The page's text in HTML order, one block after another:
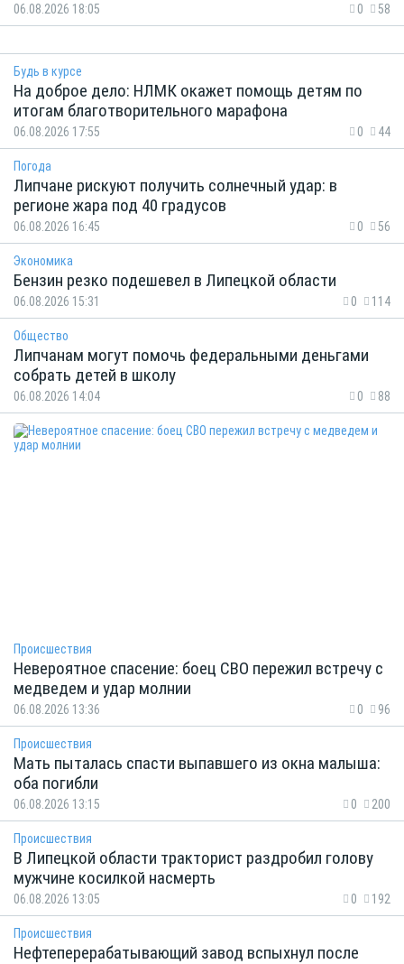
06.08.2026 18:05 0 58
Будь в курсе
На доброе дело: НЛМК окажет помощь детям по
итогам благотворительного марафона
06.08.2026 17:55 0 44
Погода
Липчане рискуют получить солнечный удар: в
регионе жара под 40 градусов
06.08.2026 16:45 0 56
Экономика
Бензин резко подешевел в Липецкой области
06.08.2026 15:31 0 114
Общество
Липчанам могут помочь федеральными деньгами
собрать детей в школу
06.08.2026 14:04 0 88
Происшествия
Невероятное спасение: боец СВО пережил встречу с
медведем и удар молнии
06.08.2026 13:36 0 96
Происшествия
Мать пыталась спасти выпавшего из окна малыша:
оба погибли
06.08.2026 13:15 0 200
Происшествия
В Липецкой области тракторист раздробил голову
мужчине косилкой насмерть
06.08.2026 13:05 0 192
Происшествия
Нефтеперерабатывающий завод вспыхнул после